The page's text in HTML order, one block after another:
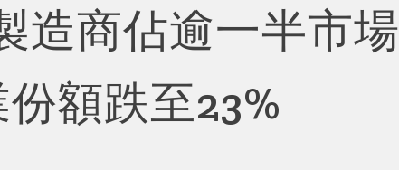
造商佔逾一半市場
額跌至23%